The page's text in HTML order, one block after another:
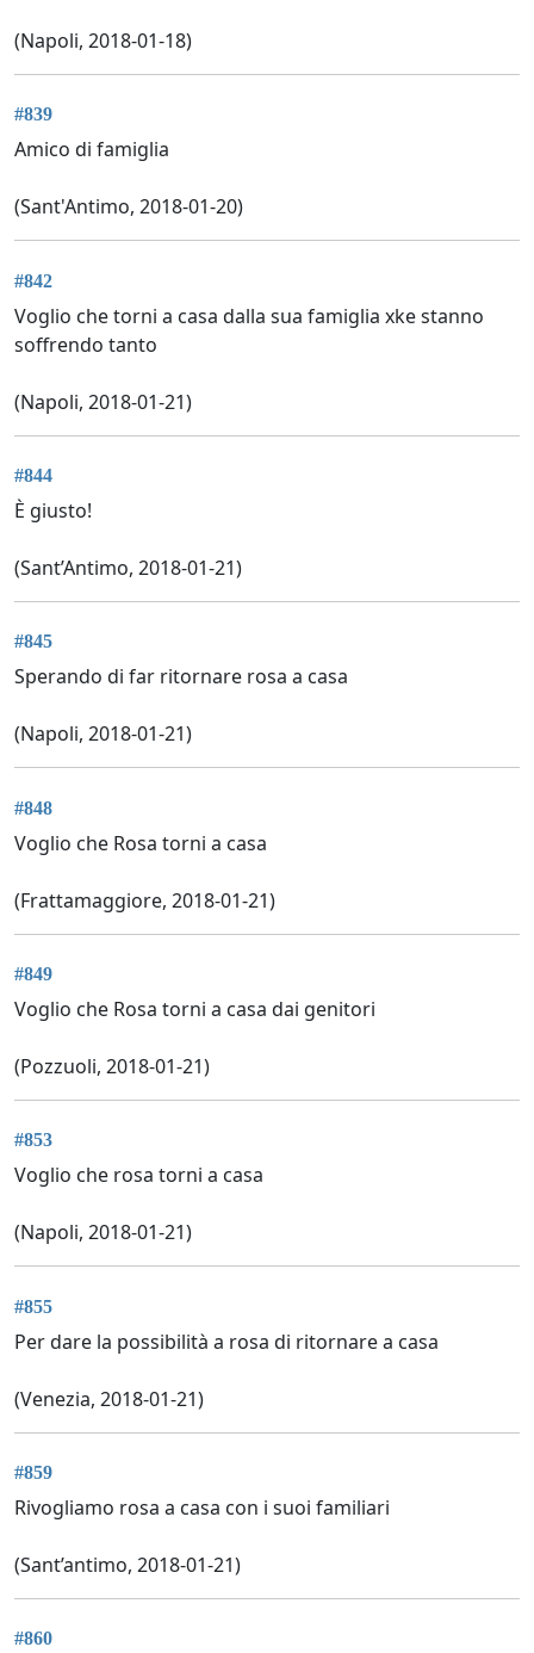
(Napoli, 2018-01-18)
#839
Amico di famiglia
(Sant'Antimo, 2018-01-20)
#842
Voglio che torni a casa dalla sua famiglia xke stanno
soffrendo tanto
(Napoli, 2018-01-21)
#844
È giusto!
(Sant’Antimo, 2018-01-21)
#845
Sperando di far ritornare rosa a casa
(Napoli, 2018-01-21)
#848
Voglio che Rosa torni a casa
(Frattamaggiore, 2018-01-21)
#849
Voglio che Rosa torni a casa dai genitori
(Pozzuoli, 2018-01-21)
#853
Voglio che rosa torni a casa
(Napoli, 2018-01-21)
#855
Per dare la possibilità a rosa di ritornare a casa
(Venezia, 2018-01-21)
#859
Rivogliamo rosa a casa con i suoi familiari
(Sant’antimo, 2018-01-21)
#860